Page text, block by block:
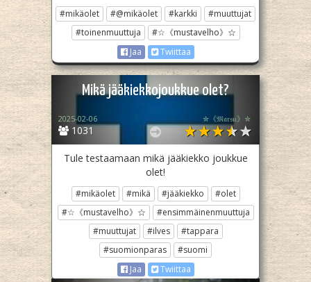
#mikäolet #@mikäolet #karkki
#muuttujat
#toinenmuuttuja
#☆《mustavelho》☆
Jaa
Twiittaa
Mikä jääkiekkojoukkue olet?
1031
2025-02-06 ✮《𝔐𝔞𝔯𝔰𝔲》✮
Tule testaamaan mikä jääkiekko joukkue
olet!
#mikäolet #mikä #jääkiekko
#olet
#☆《mustavelho》☆
#ensimmäinenmuuttuja
#muuttujat
#ilves
#tappara
#suomionparas
#suomi
Jaa
Twiittaa